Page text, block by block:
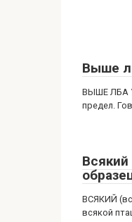
Выше
ВЫШЕ ЛБА
предел.
ВСЯКИЙ
всякой